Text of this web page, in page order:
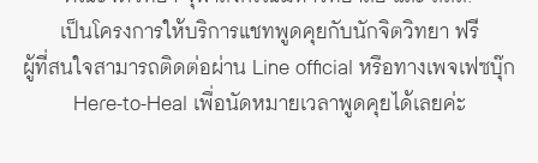
เป็นโครงการให้บริการแชทพูดคุยกับนักจิตวิทยา ฟรี
ผู้ที่สนใจสามารถติดต่อผ่าน Line official หรือทางเพจเฟซบุ๊ก
Here-to-Heal เพื่อนัดหมายเวลาพูดคุยได้เลยค่ะ